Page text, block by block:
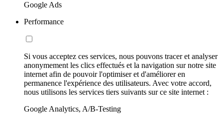
Google Ads
Performance
Si vous acceptez ces services, nous pouvons tracer et analyser
anonymement les clics effectués et la navigation sur notre site
internet afin de pouvoir l'optimiser et d'améliorer en
permanence l'expérience des utilisateurs. Avec votre accord,
nous utilisons les services tiers suivants sur ce site internet :
Google Analytics, A/B-Testing